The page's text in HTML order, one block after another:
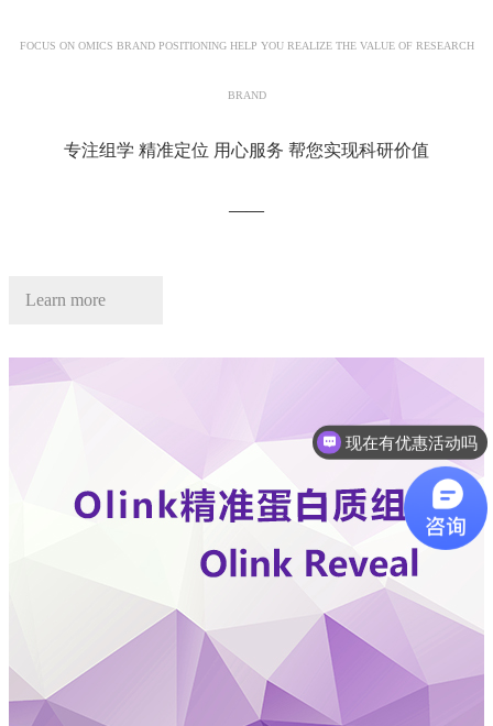
FOCUS ON OMICS BRAND POSITIONING HELP YOU REALIZE THE VALUE OF RESEARCH
BRAND
专注组学 精准定位 用心服务 帮您实现科研价值
——
Learn more
现在有优惠活动吗